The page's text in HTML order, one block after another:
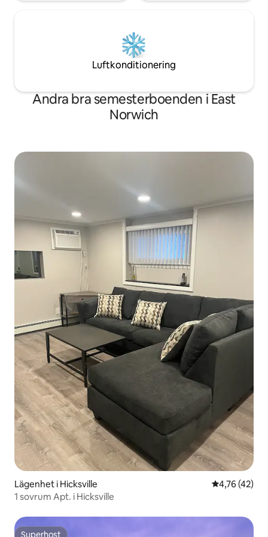
Luftkonditionering
Andra bra semesterboenden i East
Norwich
Lägenhet i Hicksville 4,76 av 5 i
4,76 (42)
1 sovrum Apt. i Hicksville